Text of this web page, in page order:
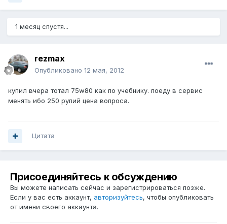
1 месяц спустя...
rezmax
Опубликовано 12 мая, 2012
купил вчера тотал 75w80 как по учебнику. поеду в сервис
менять ибо 250 рупий цена вопроса.
Цитата
Присоединяйтесь к обсуждению
Вы можете написать сейчас и зарегистрироваться позже.
Если у вас есть аккаунт, авторизуйтесь, чтобы опубликовать
от имени своего аккаунта.